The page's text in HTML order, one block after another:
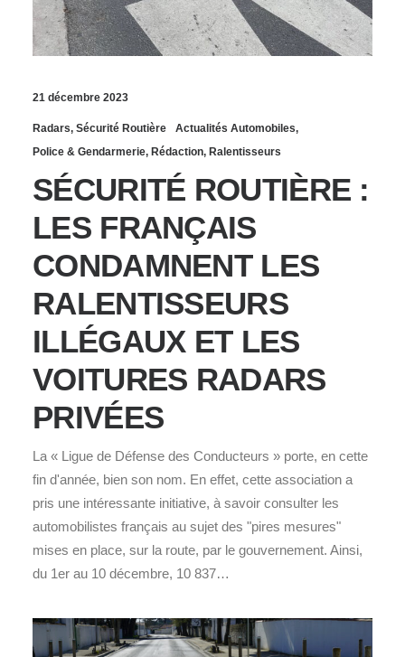
21 décembre 2023
Radars, Sécurité Routière Actualités Automobiles,
Police & Gendarmerie, Rédaction, Ralentisseurs
SÉCURITÉ ROUTIÈRE :
LES FRANÇAIS
CONDAMNENT LES
RALENTISSEURS
ILLÉGAUX ET LES
VOITURES RADARS
PRIVÉES
La « Ligue de Défense des Conducteurs » porte, en cette
fin d'année, bien son nom. En effet, cette association a
pris une intéressante initiative, à savoir consulter les
automobilistes français au sujet des "pires mesures"
mises en place, sur la route, par le gouvernement. Ainsi,
du 1er au 10 décembre, 10 837…